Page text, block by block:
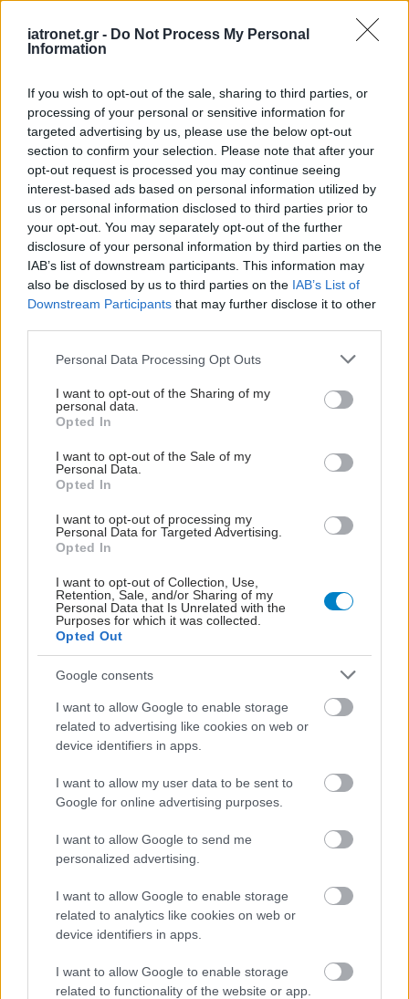
iatronet.gr - Do Not Process My Personal
Information
If you wish to opt-out of the sale, sharing to third parties, or
processing of your personal or sensitive information for
targeted advertising by us, please use the below opt-out
section to confirm your selection. Please note that after your
opt-out request is processed you may continue seeing
interest-based ads based on personal information utilized by
us or personal information disclosed to third parties prior to
your opt-out. You may separately opt-out of the further
disclosure of your personal information by third parties on the
IAB’s list of downstream participants. This information may
also be disclosed by us to third parties on the IAB’s List of
Downstream Participants that may further disclose it to other
Please note that this website/app uses one or more Google
not limited to your visit or usage behaviour. You may click to
grant or deny consent to Google and its third-party tags to
use your data for below specified purposes in below Google
consent section.
Personal Data Processing Opt Outs
I want to opt-out of the Sharing of my
personal data.
Opted In
I want to opt-out of the Sale of my
Personal Data.
Opted In
I want to opt-out of processing my
Personal Data for Targeted Advertising.
Opted In
I want to opt-out of Collection, Use,
Retention, Sale, and/or Sharing of my
Personal Data that Is Unrelated with the
Purposes for which it was collected.
Opted Out
Google consents
I want to allow Google to enable storage
related to advertising like cookies on web or
device identifiers in apps.
I want to allow my user data to be sent to
Google for online advertising purposes.
I want to allow Google to send me
personalized advertising.
I want to allow Google to enable storage
related to analytics like cookies on web or
device identifiers in apps.
I want to allow Google to enable storage
related to functionality of the website or app.
ΜΠΕΙΤΕ ΣΤΗ ΣΥΖΗΤΗΣΗ
Loading...